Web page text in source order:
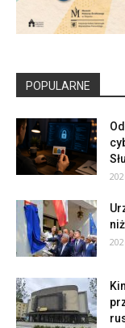
POPULARNE